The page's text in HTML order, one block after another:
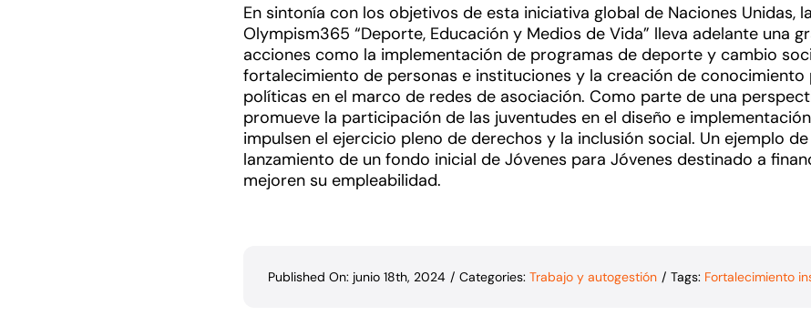
En sintonía con los objetivos de esta iniciativa global de Naciones Unidas,
Olympism365 “Deporte, Educación y Medios de Vida” lleva adelante una
acciones como la implementación de programas de deporte y cambio
fortalecimiento de personas e instituciones y la creación de conocimiento
políticas en el marco de redes de asociación. Como parte de una
promueve la participación de las juventudes en el diseño e
impulsen el ejercicio pleno de derechos y la inclusión social. Un ejemplo
lanzamiento de un fondo inicial de Jóvenes para Jóvenes destinado a
mejoren su empleabilidad.
Published On: junio 18th, 2024 / Categories: Trabajo y autogestión / Tags: Fortalecimiento